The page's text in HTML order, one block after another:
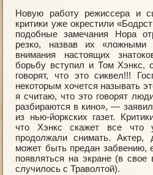
Новую работу режиссера и
критики уже окрестили
подобные замечания Нора
резко, назвав их
внимания настоящих
борьбу вступил и Том Хэнкс,
говорят, что это сиквел!!!
некоторым хочется называть
я считаю, что это говорят
разбираются в кино», —
из нью-йоркских газет.
что Хэнкс скажет все что
продолжали снимать. Актер,
может быть предан забвению,
появляться на экране (в
случилось с Траволтой).